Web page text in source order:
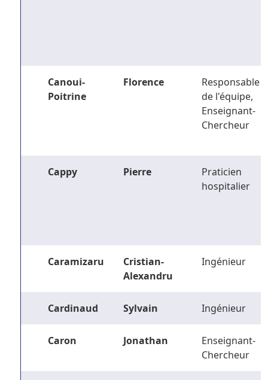
Canoui-
Poitrine
Florence
Responsable
de l'équipe,
Enseignant-
Chercheur
Cappy Pierre
Praticien
hospitalier
Caramizaru
Cristian-
Alexandru
Ingénieur
Cardinaud Sylvain Ingénieur
Caron Jonathan
Enseignant-
Chercheur